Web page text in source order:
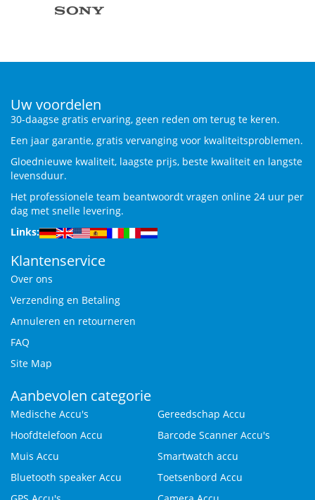
Uw voordelen
30-daagse gratis ervaring, geen reden om terug te keren.
Een jaar garantie, gratis vervanging voor kwaliteitsproblemen.
Gloednieuwe kwaliteit, laagste prijs, beste kwaliteit en langste
levensduur.
Het professionele team beantwoordt vragen online 24 uur per
dag met snelle levering.
Links:
Klantenservice
Over ons
Verzending en Betaling
Annuleren en retourneren
FAQ
Site Map
Aanbevolen categorie
Medische Accu's
Gereedschap Accu
Hoofdtelefoon Accu
Barcode Scanner Accu's
Muis Accu
Smartwatch accu
Bluetooth speaker Accu
Toetsenbord Accu